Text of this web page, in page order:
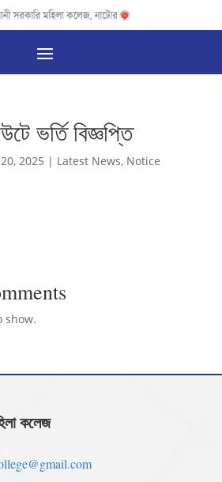
ভর্তি বিজ্ঞপ্তি
2025 | Latest News, Notice
show.
কলেজ